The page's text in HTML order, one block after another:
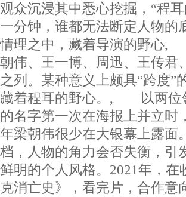
观众沉浸其中悉心挖掘，“程
一分钟，谁都无法断定人物
情理之中，藏着导演的野心
朝伟、王一博、周迅、王传君
之列。某种意义上颇具“跨度”
藏着程耳的野心。, 以两位
的名字第一次在海报上并立时
年梁朝伟很少在大银幕上露面
档，人物的角力会否失衡，
鲜明的个人风格。2021年，
克消亡史》，看完片，合作意